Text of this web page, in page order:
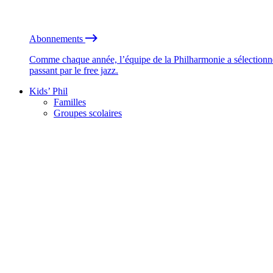
Abonnements
Comme chaque année, l’équipe de la Philharmonie a
passant par le free jazz.
Kids’ Phil
Familles
Groupes scolaires